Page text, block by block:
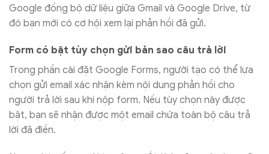
Google đồng bộ dữ liệu giữa Gmail và Google Drive, từ
đó bạn mới có cơ hội xem lại phản hồi đã gửi.
Form có bật tùy chọn gửi bản sao câu trả lời
Trong phần cài đặt Google Forms, người tạo có thể lựa
chọn gửi email xác nhận kèm nội dung phản hồi cho
người trả lời sau khi nộp form. Nếu tùy chọn này được
bật, bạn sẽ nhận được một email chứa toàn bộ câu trả
lời đã điền.